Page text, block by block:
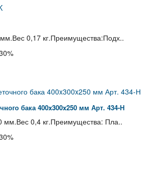
0,17 кг.Преимущества:Подх..
бака 400x300x250 мм Арт. 434-Н
мм.Вес 0,4 кг.Преимущества: Пла..